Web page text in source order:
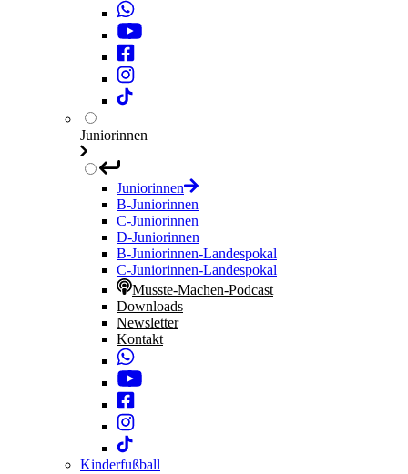
Juniorinnen
Juniorinnen
B-Juniorinnen
C-Juniorinnen
D-Juniorinnen
B-Juniorinnen-Landespokal
C-Juniorinnen-Landespokal
Musste-Machen-Podcast
Downloads
Newsletter
Kontakt
Kinderfußball